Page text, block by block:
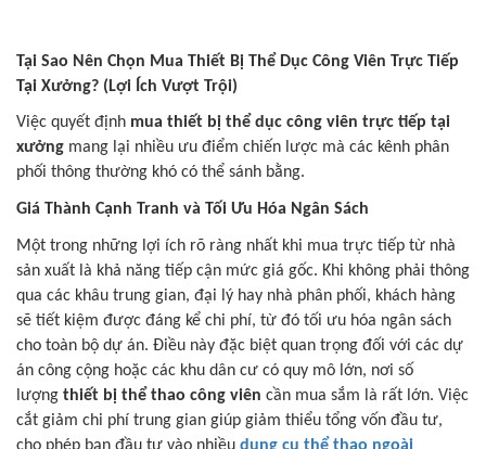
Tại Sao Nên Chọn Mua Thiết Bị Thể Dục Công Viên Trực Tiếp
Tại Xưởng? (Lợi Ích Vượt Trội)
Việc quyết định mua thiết bị thể dục công viên trực tiếp tại
xưởng mang lại nhiều ưu điểm chiến lược mà các kênh phân
phối thông thường khó có thể sánh bằng.
Giá Thành Cạnh Tranh và Tối Ưu Hóa Ngân Sách
Một trong những lợi ích rõ ràng nhất khi mua trực tiếp từ nhà
sản xuất là khả năng tiếp cận mức giá gốc. Khi không phải thông
qua các khâu trung gian, đại lý hay nhà phân phối, khách hàng
sẽ tiết kiệm được đáng kể chi phí, từ đó tối ưu hóa ngân sách
cho toàn bộ dự án. Điều này đặc biệt quan trọng đối với các dự
án công cộng hoặc các khu dân cư có quy mô lớn, nơi số
lượng thiết bị thể thao công viên cần mua sắm là rất lớn. Việc
cắt giảm chi phí trung gian giúp giảm thiểu tổng vốn đầu tư,
cho phép bạn đầu tư vào nhiều dụng cụ thể thao ngoài